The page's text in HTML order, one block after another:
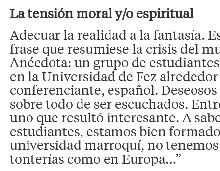
La tensión moral y/o espiritual
Adecuar la realidad a la fantasía.
frase que resumiese la crisis del
Anécdota: un grupo de
en la Universidad de Fez
conferenciante, español.
sobre todo de ser escuchados.
uno que resultó interesante. A
estudiantes, estamos bien
universidad marroquí, no
tonterías como en Europa…”